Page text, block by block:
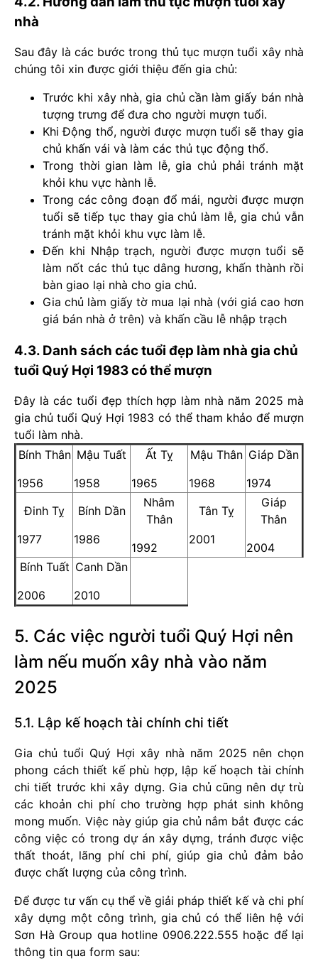
nhà
Sau đây là các bước trong thủ tục mượn tuổi xây nhà
chúng tôi xin được giới thiệu đến gia chủ:
Trước khi xây nhà, gia chủ cần làm giấy bán nhà
tượng trưng để đưa cho người mượn tuổi.
Khi Động thổ, người được mượn tuổi sẽ thay gia
chủ khấn vái và làm các thủ tục động thổ.
Trong thời gian làm lễ, gia chủ phải tránh mặt
khỏi khu vực hành lễ.
Trong các công đoạn đổ mái, người được mượn
tuổi sẽ tiếp tục thay gia chủ làm lễ, gia chủ vẫn
tránh mặt khỏi khu vực làm lễ.
Đến khi Nhập trạch, người được mượn tuổi sẽ
làm nốt các thủ tục dâng hương, khấn thành rồi
bàn giao lại nhà cho gia chủ.
Gia chủ làm giấy tờ mua lại nhà (với giá cao hơn
giá bán nhà ở trên) và khấn cầu lễ nhập trạch
4.3. Danh sách các tuổi đẹp làm nhà gia chủ
tuổi Quý Hợi 1983 có thể mượn
Đây là các tuổi đẹp thích hợp làm nhà năm 2025 mà
gia chủ tuổi Quý Hợi 1983 có thể tham khảo để mượn
tuổi làm nhà.
Bính Thân
1956
Mậu Tuất
1958
Ất Tỵ
1965
Mậu Thân
1968
Giáp Dần
1974
Đinh Tỵ
1977
Bính Dần
1986
Nhâm
Thân
1992
Tân Tỵ
2001
Giáp
Thân
2004
Bính Tuất
2006
Canh Dần
2010
5. Các việc người tuổi Quý Hợi nên
làm nếu muốn xây nhà vào năm
2025
5.1. Lập kế hoạch tài chính chi tiết
Gia chủ tuổi Quý Hợi xây nhà năm 2025 nên chọn
phong cách thiết kế phù hợp, lập kế hoạch tài chính
chi tiết trước khi xây dựng. Gia chủ cũng nên dự trù
các khoản chi phí cho trường hợp phát sinh không
mong muốn. Việc này giúp gia chủ nắm bắt được các
công việc có trong dự án xây dựng, tránh được việc
thất thoát, lãng phí chi phí, giúp gia chủ đảm bảo
được chất lượng của công trình.
Để được tư vấn cụ thể về giải pháp thiết kế và chi phí
xây dựng một công trình, gia chủ có thể liên hệ với
Sơn Hà Group qua hotline 0906.222.555 hoặc để lại
thông tin qua form sau: